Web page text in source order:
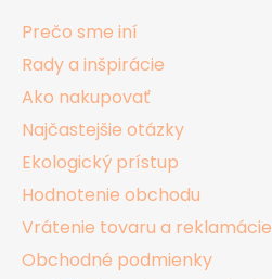
Prečo sme iní
Rady a inšpirácie
Ako nakupovať
Najčastejšie otázky
Ekologický prístup
Hodnotenie obchodu
Vrátenie tovaru a reklamácie
Obchodné podmienky